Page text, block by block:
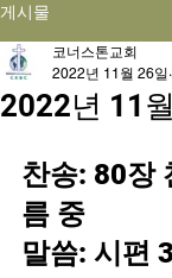
게시물
2022년 11
코너스톤교회
2022년 11월 26일
찬송: 80장
름 중
말씀: 시편